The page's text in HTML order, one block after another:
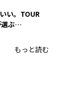
い。TOUR
ぶ
もっと読む